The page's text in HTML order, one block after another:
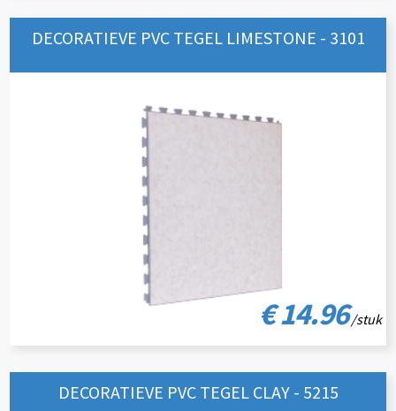
DECORATIEVE PVC TEGEL LIMESTONE - 3101
€ 14.96/stuk
DECORATIEVE PVC TEGEL CLAY - 5215